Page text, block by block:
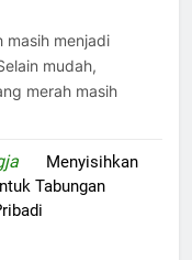
masih menjadi
mudah,
merah masih
Menyisihkan
Tabungan